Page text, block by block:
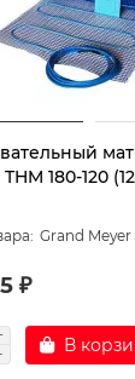
180-120
Grand Meyer
₽
В